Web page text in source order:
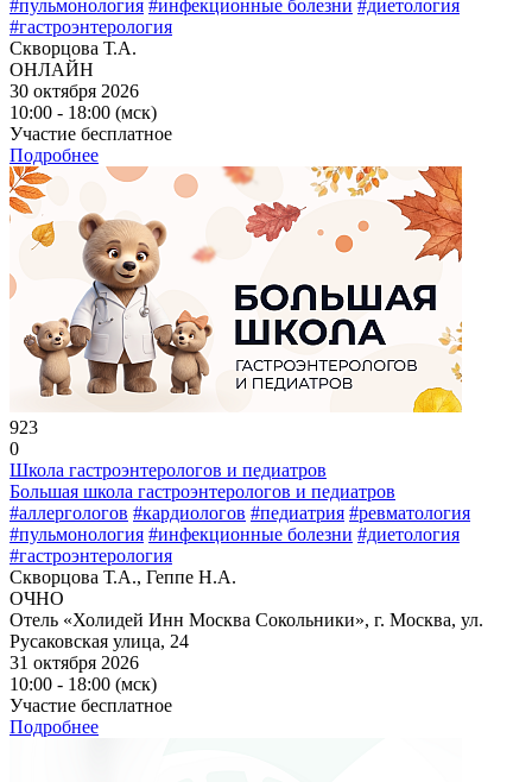
#пульмонология #инфекционные болезни #диетология
#гастроэнтерология
Скворцова Т.А.
ОНЛАЙН
30 октября 2026
10:00 - 18:00 (мск)
Участие бесплатное
Подробнее
923
0
Школа гастроэнтерологов и педиатров
Большая школа гастроэнтерологов и педиатров
#аллергологов #кардиологов #педиатрия #ревматология
#пульмонология #инфекционные болезни #диетология
#гастроэнтерология
Скворцова Т.А., Геппе Н.А.
ОЧНО
Отель «Холидей Инн Москва Сокольники», г. Москва, ул.
Русаковская улица, 24
31 октября 2026
10:00 - 18:00 (мск)
Участие бесплатное
Подробнее